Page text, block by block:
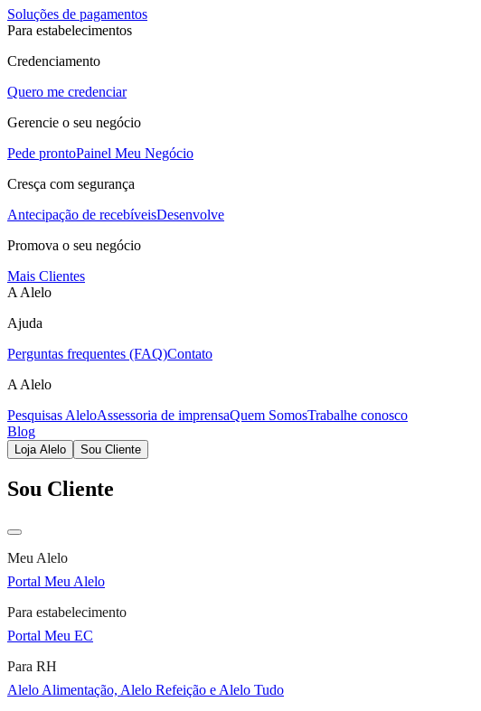
Soluções de pagamentos
Para estabelecimentos
Credenciamento
Quero me credenciar
Gerencie o seu negócio
Pede prontoPainel Meu Negócio
Cresça com segurança
Antecipação de recebíveisDesenvolve
Promova o seu negócio
Mais Clientes
A Alelo
Ajuda
Perguntas frequentes (FAQ)Contato
A Alelo
Pesquisas AleloAssessoria de imprensaQuem SomosTrabalhe conosco
Blog
Loja Alelo Sou Cliente
Sou Cliente
Meu Alelo
Portal Meu Alelo
Para estabelecimento
Portal Meu EC
Para RH
Alelo Alimentação, Alelo Refeição e Alelo Tudo